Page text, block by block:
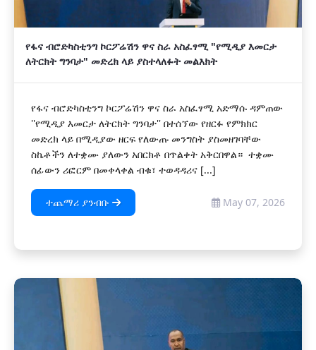
የፋና ብሮድካስቲንግ ኮርፖሬሽን ዋና ስራ አስፈፃሚ "የሚዲያ እመርታ
ለትርክት ግንባታ" መድረክ ላይ ያስተላለፉት መልእክት
የፋና ብሮድካስቲንግ ኮርፖሬሽን ዋና ስራ አስፈፃሚ አድማሱ ዳምጠው
''የሚዲያ እመርታ ለትርክት ግንባታ'' በተሰኘው የዘርፉ የምክክር
መድረክ ላይ በሚዲያው ዘርፍ የለውጡ መንግስት ያስመዘገባቸው
ስኬቶችን ለተቋሙ ያለውን አበርክቶ በጥልቀት አቅርበዋል። ‎ ተቋሙ
ሰፊውን ሪፎርም በመቀላቀል ብቁ፣ ተወዳዳሪና [...]
ተጨማሪ ያንብቡ May 07, 2026